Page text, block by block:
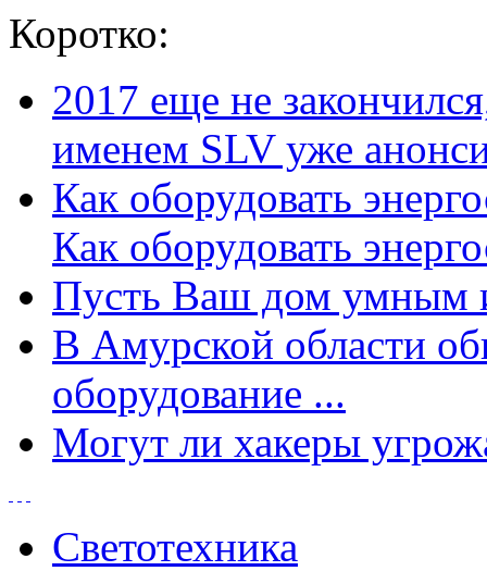
Коротко:
2017 еще не
именем SLV уже
Как оборудовать
Как оборудовать
Пусть Ваш дом умным
В Амурской области
оборудование ...
Могут ли хакеры
Светотехника